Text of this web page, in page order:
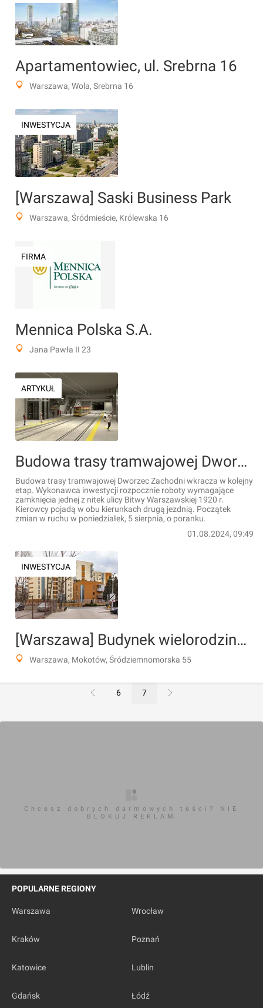
Apartamentowiec, ul. Srebrna 16
Warszawa, Wola, Srebrna 16
INWESTYCJA
[Warszawa] Saski Business Park
Warszawa, Śródmieście, Królewska 16
FIRMA
Mennica Polska S.A.
Jana Pawła II 23
ARTYKUŁ
Budowa trasy tramwajowej Dworzec Zachodni wkracza w kolejny etap [FILMY]
Budowa trasy tramwajowej Dworzec Zachodni wkracza w kolejny
etap. Wykonawca inwestycji rozpocznie roboty wymagające
zamknięcia jednej z nitek ulicy Bitwy Warszawskiej 1920 r.
Kierowcy pojadą w obu kierunkach drugą jezdnią. Początek
zmian w ruchu w poniedziałek, 5 sierpnia, o poranku.
01.08.2024, 09:49
INWESTYCJA
[Warszawa] Budynek wielorodzinny "Śródziemnomorska 55"
Warszawa, Mokotów, Śródziemnomorska 55
6 7
Chcesz dobrych darmowych teści? NIE
BLOKUJ REKLAM
POPULARNE REGIONY
Warszawa Wrocław
Kraków Poznań
Katowice Lublin
Gdańsk Łódź